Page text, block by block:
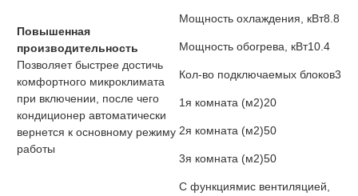
Повышенная
производительность
Позволяет быстрее достичь
комфортного микроклимата
при включении, после чего
кондиционер автоматически
вернется к основному режиму
работы
Мощность охлаждения, кВт8.8
Мощность обогрева, кВт10.4
Кол-во подключаемых блоков3
1я комната (м2)20
2я комната (м2)50
3я комната (м2)50
С функциямис вентиляцией,